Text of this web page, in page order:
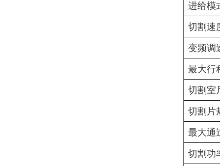
进给模
切割速
变频调
最大行
切割室
切割片
最大通
切割功